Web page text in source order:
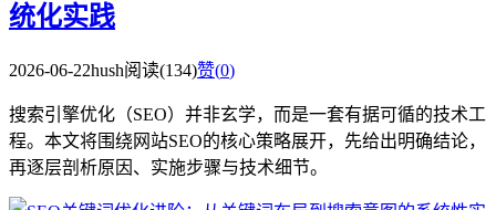
统化实践
2026-06-22hush阅读(134)赞(0)
搜索引擎优化（SEO）并非玄学，而是一套有据可循的技术工
程。本文将围绕网站SEO的核心策略展开，先给出明确结论，
再逐层剖析原因、实施步骤与技术细节。